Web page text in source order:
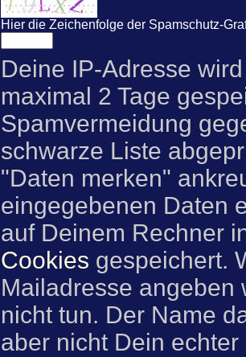
Hier die Zeichenfolge der Spamschutz-
Deine IP-Adresse
maximal 2 Tage
Spamvermeidung
schwarze Liste
"Daten merken"
eingegebenen Daten
auf Deinem Rechner
Cookies gespeichert.
Mailadresse angeben
nicht tun. Der Name
aber nicht Dein